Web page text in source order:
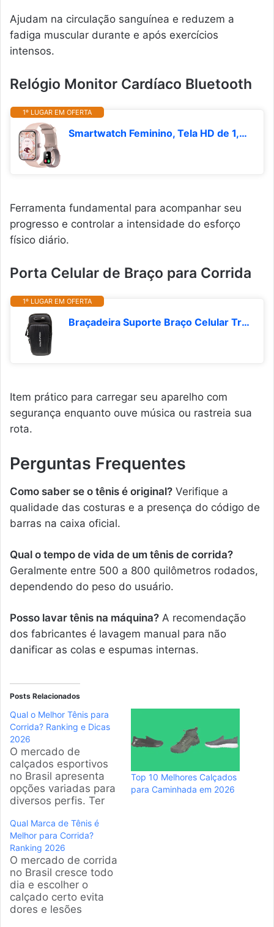
Ajudam na circulação sanguínea e reduzem a
fadiga muscular durante e após exercícios
intensos.
Relógio Monitor Cardíaco Bluetooth
1º LUGAR EM OFERTA
Smartwatch Feminino, Tela HD de 1,83" Relógio Fitness com Alexa, 120 Esportes, Frequência Cardíaca e Monitoramento do Sono, IP68 à rova d'água, Compatível com Android iOS, 2 Pulseiras (Rosa)
Ferramenta fundamental para acompanhar seu
progresso e controlar a intensidade do esforço
físico diário.
Porta Celular de Braço para Corrida
1º LUGAR EM OFERTA
Braçadeira Suporte Braço Celular Treino Hmaston
Item prático para carregar seu aparelho com
segurança enquanto ouve música ou rastreia sua
rota.
Perguntas Frequentes
Como saber se o tênis é original? Verifique a
qualidade das costuras e a presença do código de
barras na caixa oficial.
Qual o tempo de vida de um tênis de corrida?
Geralmente entre 500 a 800 quilômetros rodados,
dependendo do peso do usuário.
Posso lavar tênis na máquina? A recomendação
dos fabricantes é lavagem manual para não
danificar as colas e espumas internas.
Posts Relacionados
Qual o Melhor Tênis para
Corrida? Ranking e Dicas
2026
O mercado de
calçados esportivos
no Brasil apresenta
opções variadas para
diversos perfis. Ter
evita dores e melhora
o rendimento nos
treinos. Selecionamos
as opções líderes de
vendas nas lojas
nacionais.
Analisamos dados
técnicos e milhares
Top 10 Melhores Calçados
para Caminhada em 2026
Qual Marca de Tênis é
Melhor para Corrida?
Ranking 2026
O mercado de corrida
no Brasil cresce todo
dia e escolher o
calçado certo evita
dores e lesões